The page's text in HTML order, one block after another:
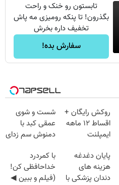
تابستون رو خنک و راحت
بگذرون! تا پنکه رومیزی مه پاش
تخفیف داره بخرش
سفارش بده!
روکش رایگان +
اقساط ۱۲ ماهه
ایمپلنت
شست و شوی
عمقی کبد با
دمنوش سم زدای
پایان دغدغه
هزینه های
دندان پزشکی با
با کمردرد
خداحافظی کن!
(فیلم و ببین ◀